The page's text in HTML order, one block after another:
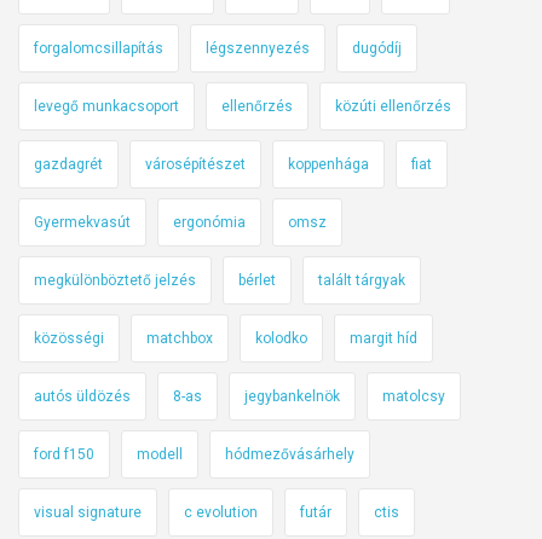
forgalomcsillapítás légszennyezés dugódíj
levegő munkacsoport ellenőrzés közúti ellenőrzés
gazdagrét városépítészet koppenhága fiat
Gyermekvasút ergonómia omsz
megkülönböztető jelzés bérlet talált tárgyak
közösségi matchbox kolodko margit híd
autós üldözés 8-as jegybankelnök matolcsy
ford f150 modell hódmezővásárhely
visual signature c evolution futár ctis